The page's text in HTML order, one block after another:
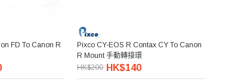
FD To Canon R
Pixco CY-EOS R Contax CY To Canon
R Mount 手動轉接環
HK$200 HK$140